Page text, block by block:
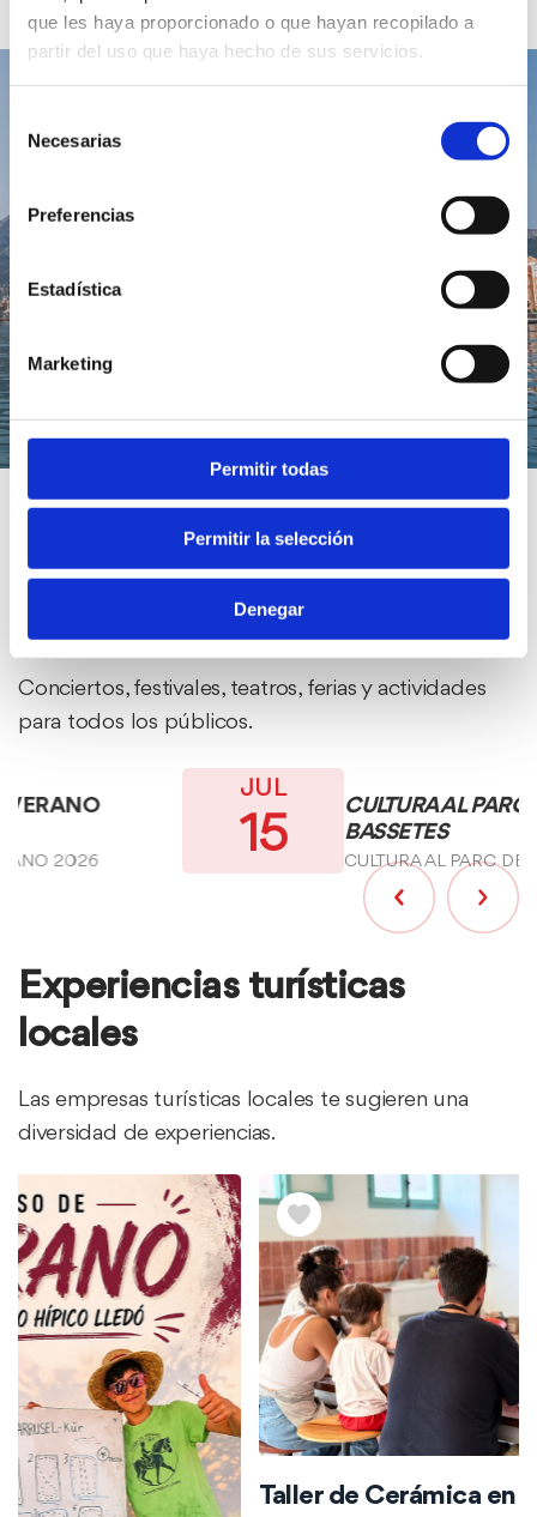
que les haya proporcionado o que hayan recopilado a
partir del uso que haya hecho de sus servicios.
Necesarias
Preferencias
Estadística
Marketing
Permitir todas
Permitir la selección
Denegar
La agenda de una ciudad
Conciertos, festivales, teatros, ferias y actividades
para todos los públicos.
CULTURA AL PARC DE LES
BASSETES
CULTURA AL PARC DE LES BASSETES
Experiencias turísticas
locales
Las empresas turísticas locales te sugieren una
diversidad de experiencias.
Taller de Cerámica en grupo